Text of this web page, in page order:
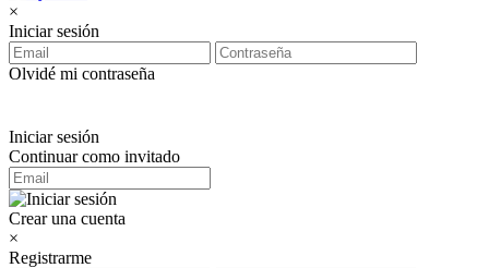
×
Iniciar sesión
Olvidé mi contraseña
Iniciar sesión
Continuar como invitado
Crear una cuenta
×
Registrarme